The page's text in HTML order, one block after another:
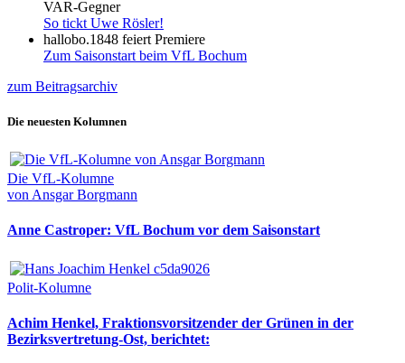
VAR-Gegner
So tickt Uwe Rösler!
hallobo.1848 feiert Premiere
Zum Saisonstart beim VfL Bochum
zum Beitragsarchiv
Die neuesten Kolumnen
Die VfL-Kolumne
von Ansgar Borgmann
Anne Castroper: VfL Bochum vor dem Saisonstart
Polit-Kolumne
Achim Henkel, Fraktionsvorsitzender der Grünen in der
Bezirksvertretung-Ost, berichtet: